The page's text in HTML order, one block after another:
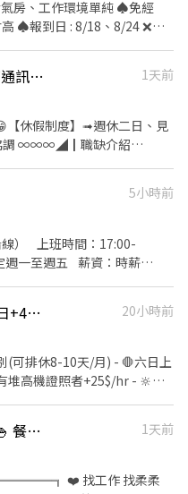
地點 ➜ 台南市新市區中
休六、日（見紅休）◗ ◖工作
◖班別 & 薪資
周一輪) 工作內容如下⬇ 1. 生
間：早班07:00-15:00、中班
：週一至週五，週休六日 ✔️
養、修繕經驗或相關科技佳
⭐️
工作內容：包裝餅乾、品
15:00、中班15:00-23:00、
【不含加班，加班費
✔️有冷氣作業、有轉正機
⭐️長期輪
) 工作內容：堆高機操作 工作
、夜班23:00-07:00 薪資
、不含加班，加班費另計】
悉堆高機駕駛並具有效證照
加班 ✔️最快3個月評核轉正 -
堆高機津貼、不含加班，加班
日 ✔️有轉正機會、無冷氣作
悉堆高機駕駛並具有效證照
⭐️長期中班-操作員 工
房、工作環境單純 ♠免經
♠報到日 : 8/18、8/24 ❌免
分機13找蔡專員【17:30後
(要加@唷)截圖職缺
☺工作地點☺ 樹
紅
【安南線、大橋線】 ▶三
提退 ▶可借支、領現 ❌免
任何費用
☞ ☞ ☞ ☞ ☞ ☞預約方
(要加@唷)截圖職缺
快回喔~】
🤩零件組裝✔️週休二日🧑‍🏭外商通訊器材廠🧑‍🏭固定班🤩可申請預支⚡️
1天前
【休假制度】➟週休二日、見
紹
配合生產需求輪調各工作站
15:10) 薪資$29,500元/月
5小時前
） 上班時間：17:00-
週一至週五 薪資：時薪
況安排教學 · 工作內容單
、出勤良好者，未來可視產
高錄取!🔥高薪物流公司 !! 💰假日+40$/hr! 面試完馬上通知!
20小時前
/跨倉支援津貼(每月15日發
加班費依法計算 ✅ 工作穩
- ⭕可日借支薪資 800$/日
台南新市〖作業員〗 固定日班 🍚 餐費補助｜工作也能顧肚肚【Z】分
1天前
❤️ 找工作 找柔柔